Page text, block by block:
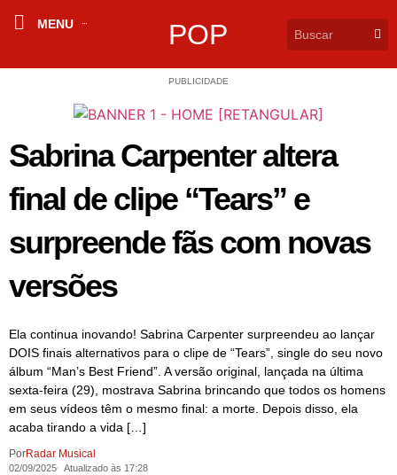
MENU POP
PUBLICIDADE
Sabrina Carpenter altera
final de clipe “Tears” e
surpreende fãs com novas
versões
Ela continua inovando! Sabrina Carpenter surpreendeu ao lançar
DOIS finais alternativos para o clipe de “Tears”, single do seu novo
álbum “Man’s Best Friend”. A versão original, lançada na última
sexta-feira (29), mostrava Sabrina brincando que todos os homens
em seus vídeos têm o mesmo final: a morte. Depois disso, ela
acaba tirando a vida […]
PorRadar Musical
02/09/2025 Atualizado às 17:28